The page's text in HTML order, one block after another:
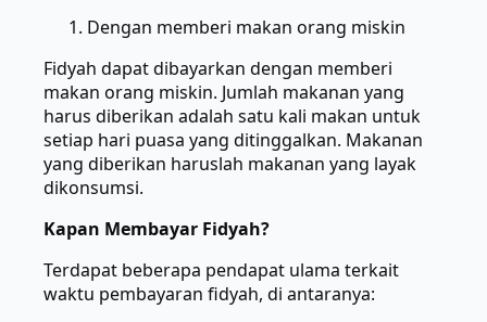
Dengan memberi makan orang miskin
Fidyah dapat dibayarkan dengan memberi
makan orang miskin. Jumlah makanan yang
harus diberikan adalah satu kali makan untuk
setiap hari puasa yang ditinggalkan. Makanan
yang diberikan haruslah makanan yang layak
dikonsumsi.
Kapan Membayar Fidyah?
Terdapat beberapa pendapat ulama terkait
waktu pembayaran fidyah, di antaranya: